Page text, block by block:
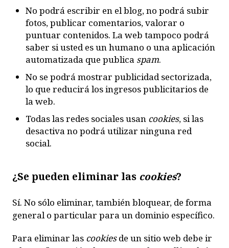
No podrá escribir en el blog, no podrá subir
fotos, publicar comentarios, valorar o
puntuar contenidos. La web tampoco podrá
saber si usted es un humano o una aplicación
automatizada que publica spam.
No se podrá mostrar publicidad sectorizada,
lo que reducirá los ingresos publicitarios de
la web.
Todas las redes sociales usan cookies, si las
desactiva no podrá utilizar ninguna red
social.
¿Se pueden eliminar las cookies?
Sí. No sólo eliminar, también bloquear, de forma
general o particular para un dominio específico.
Para eliminar las cookiesde un sitio web debe ir